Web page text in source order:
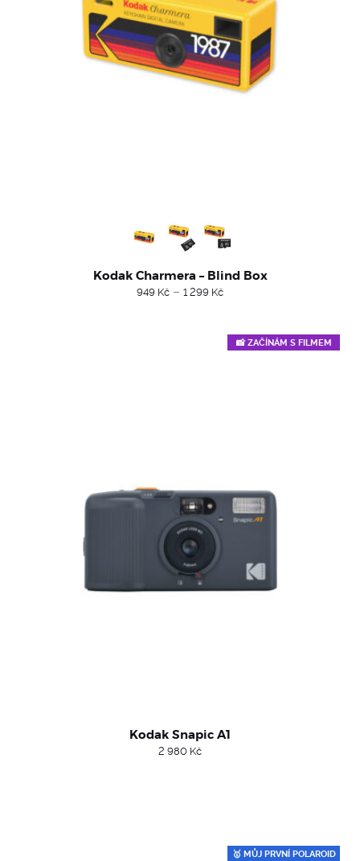
Kodak Charmera – Blind Box
949 Kč – 1 299 KčPrice
299 Kč
📸 ZAČÍNÁM S FILMEM
Kodak Snapic A1
2 980 Kč
🥇 MŮJ PRVNÍ POLAROID